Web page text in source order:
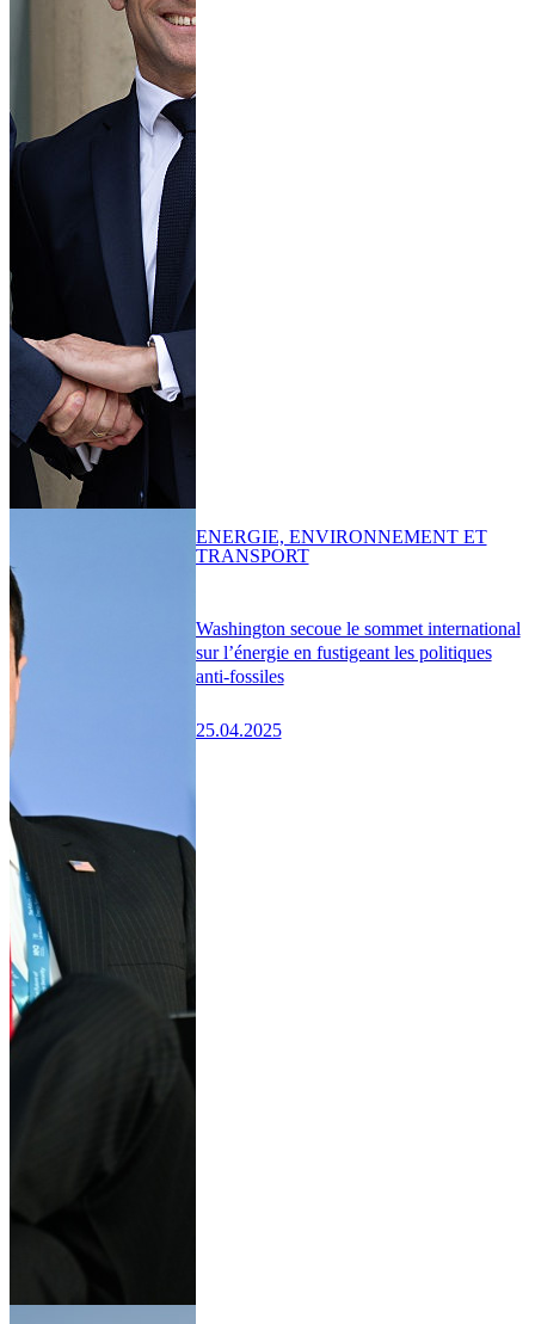
Washington secoue le sommet international
sur l’énergie en fustigeant les politiques
anti-fossiles
25.04.2025
ENERGIE, ENVIRONNEMENT ET
TRANSPORT